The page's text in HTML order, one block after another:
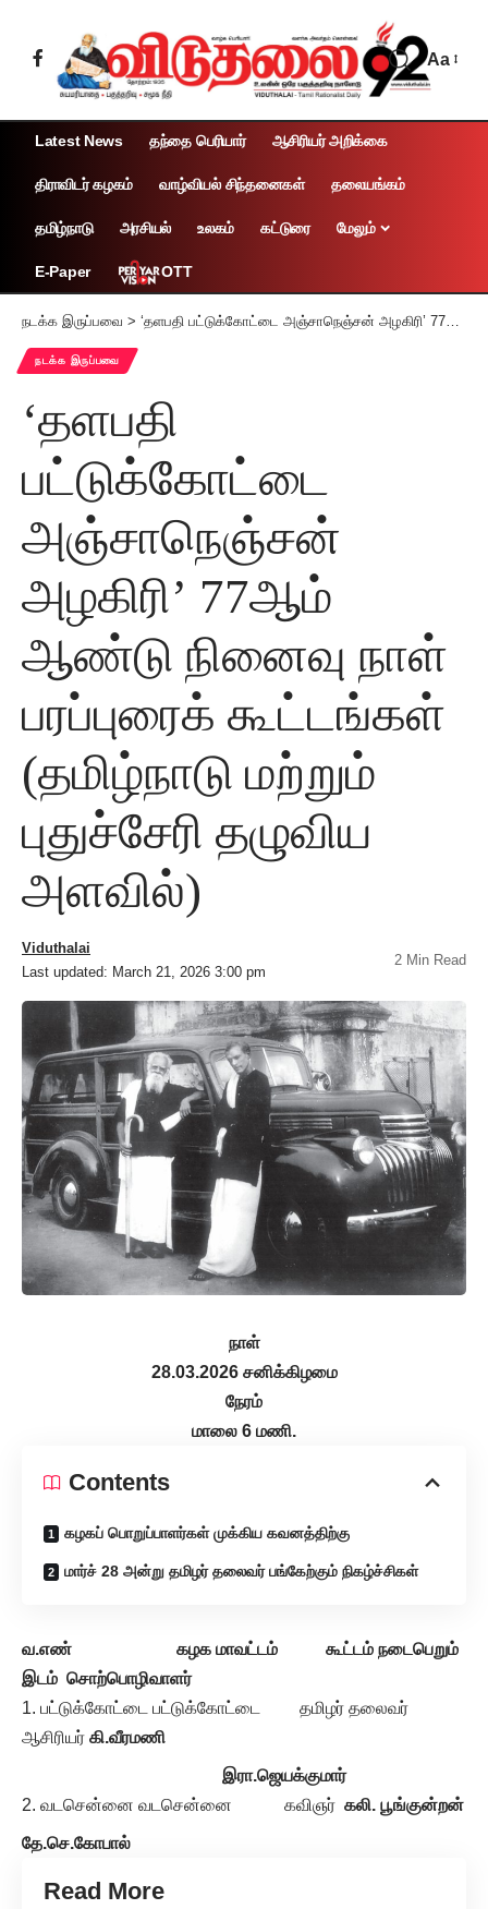
Aa
Latest News தந்தை பெரியார் ஆசிரியர் அறிக்கை
திராவிடர் கழகம் வாழ்வியல் சிந்தனைகள் தலையங்கம்
தமிழ்நாடு அரசியல் உலகம் கட்டுரை மேலும்
E-Paper OTT
நடக்க இருப்பவை > ‘தளபதி பட்டுக்கோட்டை அஞ்சாநெஞ்சன் அழகிரி’ 77ஆம் ஆண்டு நினைவு நாள் பரப்புரைக் கூட்டங்கள் (தமிழ்நாடு மற்றும் புதுச்சேரி தழுவிய அளவில்)
நடக்க இருப்பவை
‘தளபதி
பட்டுக்கோட்டை
அஞ்சாநெஞ்சன்
அழகிரி’ 77ஆம்
ஆண்டு நினைவு நாள்
பரப்புரைக் கூட்டங்கள்
(தமிழ்நாடு மற்றும்
புதுச்சேரி தழுவிய
அளவில்)
Last updated: March 21, 2026 3:00 pm
Viduthalai
2 Min Read
நாள்
28.03.2026 சனிக்கிழமை
நேரம்
மாலை 6 மணி.
Contents
கழகப் பொறுப்பாளர்கள் முக்கிய கவனத்திற்கு
மார்ச் 28 அன்று தமிழர் தலைவர் பங்கேற்கும் நிகழ்ச்சிகள்
வ.எண் கழக மாவட்டம் கூட்டம் நடைபெறும்
இடம் சொற்பொழிவாளர்
பட்டுக்கோட்டை பட்டுக்கோட்டை தமிழர் தலைவர்
ஆசிரியர் கி.வீரமணி
இரா.ஜெயக்குமார்
வடசென்னை வடசென்னை கவிஞர் கலி. பூங்குன்றன்
தே.செ.கோபால்
Read More